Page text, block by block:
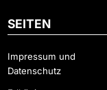
SEITEN
Impressum und
Datenschutz